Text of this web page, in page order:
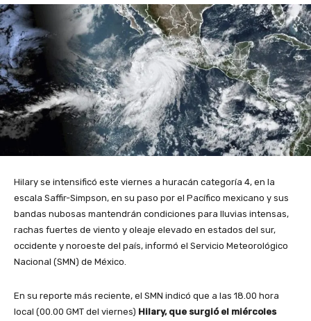
Hilary se intensificó este viernes a huracán categoría 4, en la
escala Saffir-Simpson, en su paso por el Pacífico mexicano y sus
bandas nubosas mantendrán condiciones para lluvias intensas,
rachas fuertes de viento y oleaje elevado en estados del sur,
occidente y noroeste del país, informó el Servicio Meteorológico
Nacional (SMN) de México.
En su reporte más reciente, el SMN indicó que a las 18.00 hora
local (00.00 GMT del viernes) Hilary, que surgió el miércoles